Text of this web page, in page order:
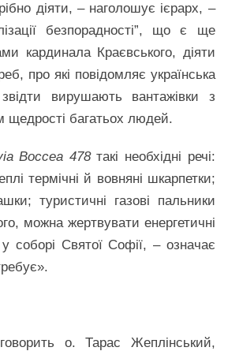
діяти, – наголошує ієрарх, –
безпорадності”, що є ще
кардинала Краєвського, діяти
про які повідомляє українська
вирушають вантажівки з
щедрості багатьох людей.
Boccea 478такі необхідні речі:
термічні й вовняні шкарпетки;
туристичні газові пальники
можна жертвувати енергетичні
соборі Святої Софії, – означає
о. Тарас Жеплінський,